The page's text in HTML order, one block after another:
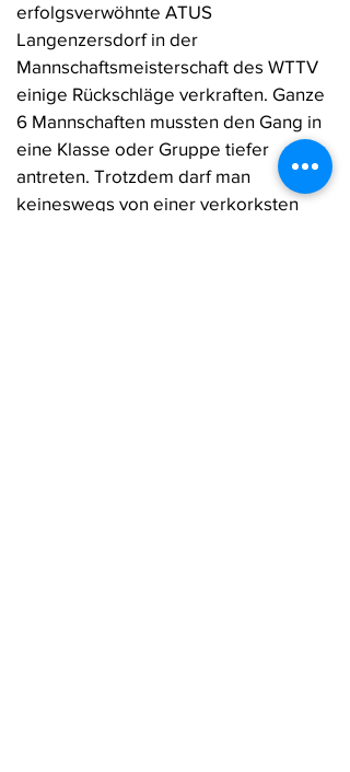
erfolgsverwöhnte ATUS
Langenzersdorf in der
Mannschaftsmeisterschaft des WTTV
einige Rückschläge verkraften. Ganze
6 Mannschaften mussten den Gang in
eine Klasse oder Gruppe tiefer
antreten. Trotzdem darf man
keineswegs von einer verkorksten